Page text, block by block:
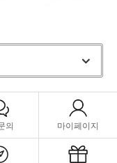
의 마이페이지